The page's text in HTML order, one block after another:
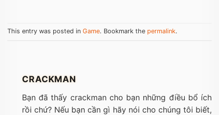
This entry was posted in Game. Bookmark the permalink.
CRACKMAN
Bạn đã thấy crackman cho bạn những điều bổ ích
rồi chứ? Nếu bạn cần gì hãy nói cho chúng tôi biết,